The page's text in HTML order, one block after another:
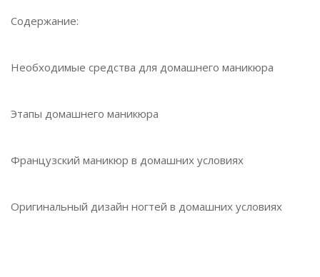
Содержание:
Необходимые средства для домашнего маникюра
Этапы домашнего маникюра
Французский маникюр в домашних условиях
Оригинальный дизайн ногтей в домашних условиях